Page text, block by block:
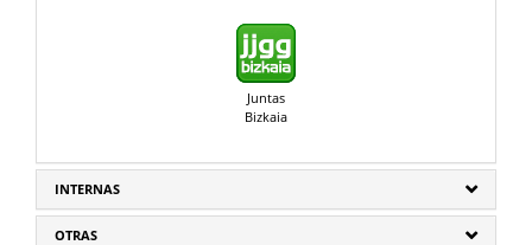
Juntas
Bizkaia
INTERNAS
OTRAS